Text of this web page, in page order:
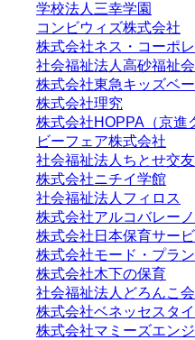
学校法人三幸学園
コンビウィズ株式会社
株式会社ネス・コーポ
社会福祉法人高砂福祉会
株式会社東急キッズベ
株式会社理究
株式会社HOPPA（京進
ビーフェア株式会社
社会福祉法人ちとせ交
株式会社ニチイ学館
社会福祉法人フィロス
株式会社アルコバレーノ
株式会社日本保育サー
株式会社モード・プラ
株式会社木下の保育
社会福祉法人どろんこ会
株式会社ベネッセスタ
株式会社マミーズエン